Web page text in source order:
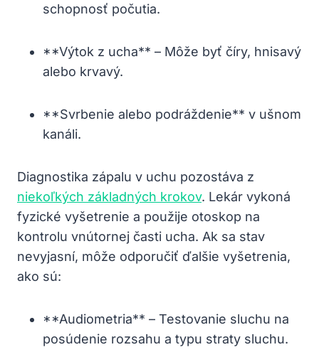
schopnosť počutia.
**Výtok z⁢ ucha** – Môže‌ byť číry, hnisavý
alebo krvavý.
**Svrbenie alebo podráždenie** v ‍ušnom
⁢kanáli.
Diagnostika ⁤zápalu v uchu pozostáva z
niekoľkých základných krokov. ‍Lekár vykoná
fyzické‍ vyšetrenie‍ a⁣ použije otoskop na
kontrolu vnútornej časti ucha. ​Ak sa stav‌
nevyjasní, ​môže‍ odporučiť ďalšie ⁤vyšetrenia,
ako sú:
**Audiometria** ⁤– Testovanie ​sluchu na
‍posúdenie rozsahu a ‍typu straty sluchu.